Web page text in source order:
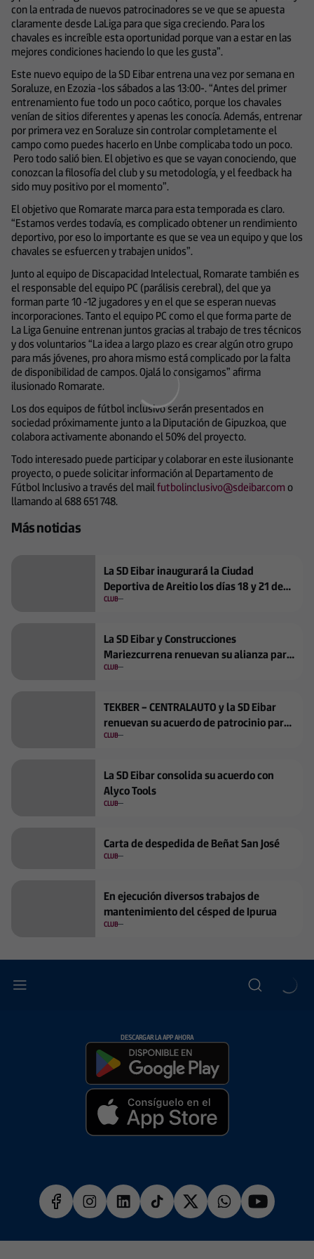
con la entrada de nuevos patrocinadores se ve que se apuesta
claramente desde LaLiga para que siga creciendo. Para los
chavales es increíble esta oportunidad porque van a estar en las
mejores condiciones haciendo lo que les gusta”.
Este nuevo equipo de la SD Eibar entrena una vez por semana en
Soraluze, en Ezozia -los sábados a las 13:00-. “Antes del primer
entrenamiento fue todo un poco caótico, porque los chavales
venían de sitios diferentes y apenas les conocía. Además, entrenar
por primera vez en Soraluze sin controlar completamente el
campo como puedes hacerlo en Unbe complicaba todo un poco.
Pero todo salió bien. El objetivo es que se vayan conociendo, que
conozcan la filosofía del club y su metodología, y el feedback ha
sido muy positivo por el momento”.
El objetivo que Romarate marca para esta temporada es claro.
“Estamos verdes todavía, es complicado obtener un rendimiento
deportivo, por eso lo importante es que se vea un equipo y que los
chavales se esfuercen y trabajen unidos”.
Junto al equipo de Discapacidad Intelectual, Romarate también es
el responsable del equipo PC (parálisis cerebral), del que ya
forman parte 10 -12 jugadores y en el que se esperan nuevas
incorporaciones. Tanto el equipo PC como el que forma parte de
La Liga Genuine entrenan juntos gracias al trabajo de tres técnicos
y dos voluntarios “La idea a largo plazo es crear algún otro grupo
para más jóvenes, pro ahora mismo está complicado por la falta
de disponibilidad de campos. Ojalá lo consigamos” afirma
ilusionado Romarate.
Los dos equipos de fútbol inclusivo serán presentados en
sociedad próximamente junto a la Diputación de Gipuzkoa, que
colabora activamente abonando el 50% del proyecto.
Todo interesado puede participar y colaborar en este ilusionante
proyecto, o puede solicitar información al Departamento de
Fútbol Inclusivo a través del mailfutbolinclusivo@sdeibar.como
llamando al 688 651 748.
Más noticias
La SD Eibar inaugurará la Ciudad
Deportiva de Areitio los días 18 y 21 de
septiembre
CLUB
La SD Eibar y Construcciones
Mariezcurrena renuevan su alianza para
la temporada 2026/2027
CLUB
TEKBER – CENTRALAUTO y la SD Eibar
renuevan su acuerdo de patrocinio para
la temporada 2026/2027
CLUB
La SD Eibar consolida su acuerdo con
Alyco Tools
CLUB
Carta de despedida de Beñat San José
CLUB
En ejecución diversos trabajos de
mantenimiento del césped de Ipurua
CLUB
DESCARGAR LA APP AHORA